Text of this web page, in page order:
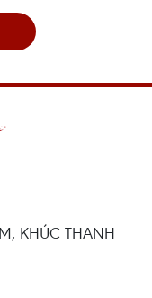
KHÚC THANH